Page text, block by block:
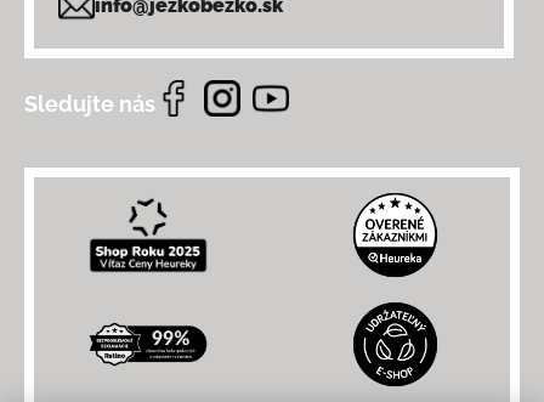
info@jezkobezko.sk
Sledujte nás